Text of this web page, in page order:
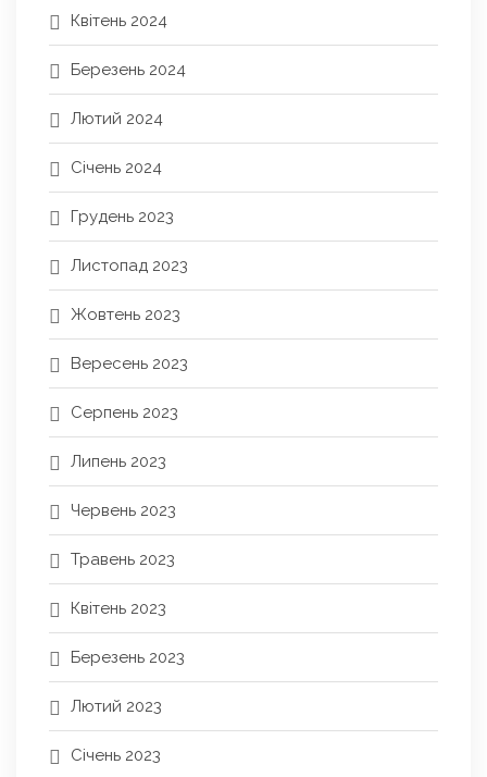
Квітень 2024
Березень 2024
Лютий 2024
Січень 2024
Грудень 2023
Листопад 2023
Жовтень 2023
Вересень 2023
Серпень 2023
Липень 2023
Червень 2023
Травень 2023
Квітень 2023
Березень 2023
Лютий 2023
Січень 2023